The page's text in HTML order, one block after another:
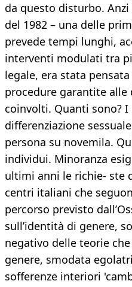
da questo disturbo.
del 1982 – una delle
prevede tempi lunghi,
interventi modulati tra
legale, era stata
procedure garantite
coinvolti. Quanti sono?
differenziazione
persona su novemila.
individui. Minoranza
ultimi anni le richie- ste
centri italiani che
percorso previsto
sull’identità di genere,
negativo delle teorie
genere, smodata
sofferenze interiori